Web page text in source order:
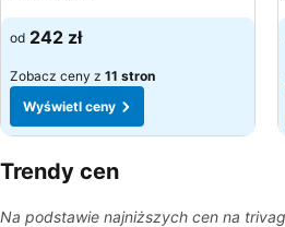
od 242 zł
Zobacz ceny z 11 stron
Wyświetl ceny
Trendy cen
Na podstawie najniższych cen na